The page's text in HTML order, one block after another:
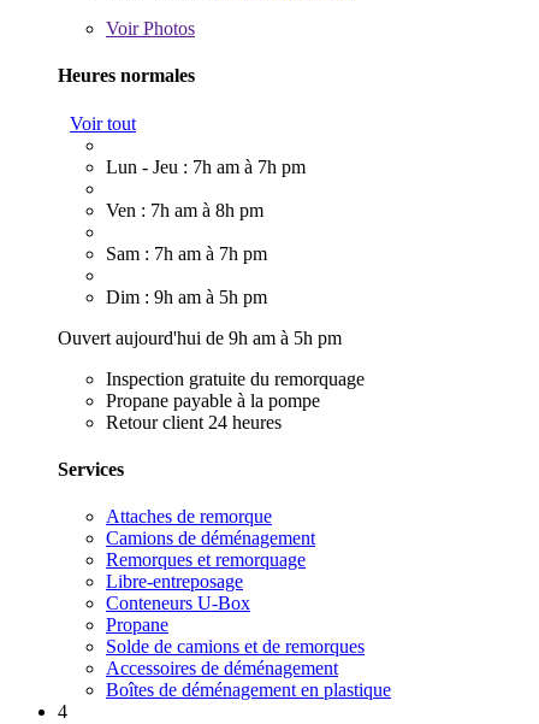
VoirPhotos
Heures normales
Voir tout
Lun - Jeu : 7h am à 7h pm
Ven : 7h am à 8h pm
Sam : 7h am à 7h pm
Dim : 9h am à 5h pm
Ouvert aujourd'hui de 9h am à 5h pm
Inspection gratuite du remorquage
Propane payable à la pompe
Retour client 24 heures
Services
Attaches de remorque
Camions de déménagement
Remorques et remorquage
Libre-entreposage
Conteneurs U-Box
Propane
Solde de camions et de remorques
Accessoires de déménagement
Boîtes de déménagement en plastique
4